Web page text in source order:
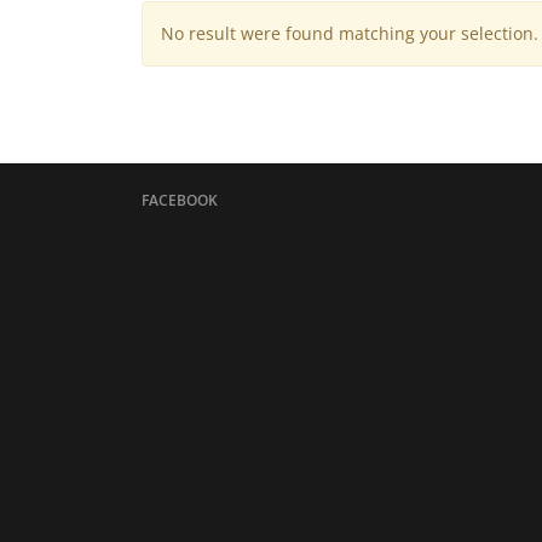
No result were found matching your selection.
FACEBOOK